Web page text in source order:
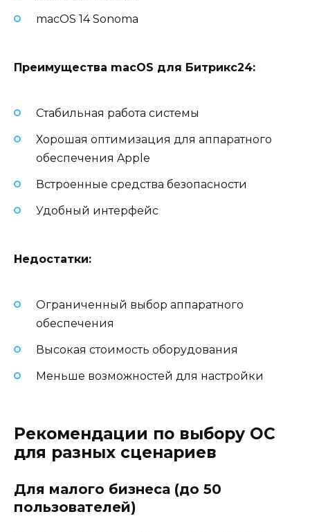
macOS 14 Sonoma
Преимущества macOS для Битрикс24:
Стабильная работа системы
Хорошая оптимизация для аппаратного
обеспечения Apple
Встроенные средства безопасности
Удобный интерфейс
Недостатки:
Ограниченный выбор аппаратного
обеспечения
Высокая стоимость оборудования
Меньше возможностей для настройки
Рекомендации по выбору ОС
для разных сценариев
Для малого бизнеса (до 50
пользователей)